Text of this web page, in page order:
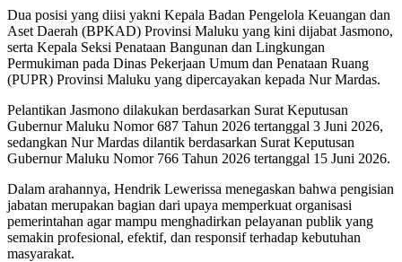
Dua posisi yang diisi yakni Kepala Badan Pengelola Keuangan dan
Aset Daerah (BPKAD) Provinsi Maluku yang kini dijabat Jasmono,
serta Kepala Seksi Penataan Bangunan dan Lingkungan
Permukiman pada Dinas Pekerjaan Umum dan Penataan Ruang
(PUPR) Provinsi Maluku yang dipercayakan kepada Nur Mardas.
Pelantikan Jasmono dilakukan berdasarkan Surat Keputusan
Gubernur Maluku Nomor 687 Tahun 2026 tertanggal 3 Juni 2026,
sedangkan Nur Mardas dilantik berdasarkan Surat Keputusan
Gubernur Maluku Nomor 766 Tahun 2026 tertanggal 15 Juni 2026.
Dalam arahannya, Hendrik Lewerissa menegaskan bahwa pengisian
jabatan merupakan bagian dari upaya memperkuat organisasi
pemerintahan agar mampu menghadirkan pelayanan publik yang
semakin profesional, efektif, dan responsif terhadap kebutuhan
masyarakat.